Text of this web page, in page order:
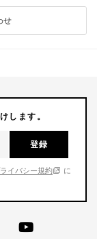
せ
します。
登録
イバシー規約
に